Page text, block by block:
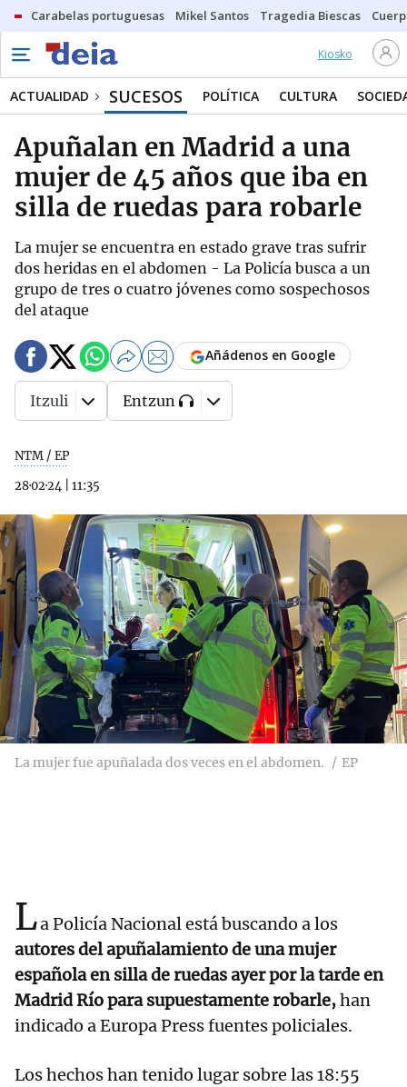
Carabelas portuguesas Mikel Santos Tragedia Biescas
Kiosko
ACTUALIDAD SUCESOS POLÍTICA CULTURA
Apuñalan en Madrid a una
mujer de 45 años que iba en
silla de ruedas para robarle
La mujer se encuentra en estado grave tras sufrir
dos heridas en el abdomen - La Policía busca a un
grupo de tres o cuatro jóvenes como sospechosos
del ataque
NTM / EP
28·02·24
11:35
Añádenos en Google
Itzuli Entzun
La mujer fue apuñalada dos veces en el abdomen. EP
La Policía Nacional está buscando a los
autores del apuñalamiento de una mujer
española en silla de ruedas ayer por la tarde en
Madrid Río para supuestamente robarle,han
indicado a Europa Press fuentes policiales.
Los hechos han tenido lugar sobre las 18:55